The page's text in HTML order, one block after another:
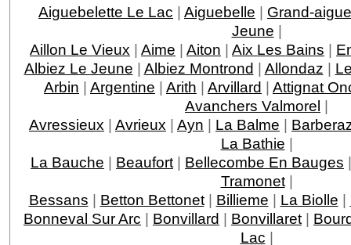
Aiguebelette Le Lac | Aiguebelle | Grand-
Jeune |
Aillon Le Vieux | Aime | Aiton | Aix Les Bains |
Albiez Le Jeune | Albiez Montrond | Allondaz |
Arbin | Argentine | Arith | Arvillard | Attignat
Avanchers Valmorel |
Avressieux | Avrieux | Ayn | La Balme |
La Bathie |
La Bauche | Beaufort | Bellecombe En Bauges
Tramonet|
Bessans | Betton Bettonet| Billieme | La Biolle |
Bonneval Sur Arc | Bonvillard | Bonvillaret |
Lac |